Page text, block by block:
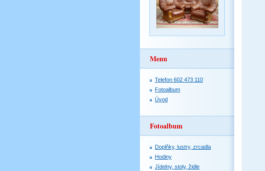
Menu
Telefon 602 473 110
Fotoalbum
Úvod
Fotoalbum
Doplňky, lustry, zrcadla
Hodiny
Jídelny, stoly, židle